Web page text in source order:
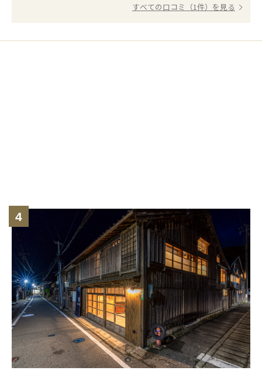
すべての口コミ（1件）を見る
4